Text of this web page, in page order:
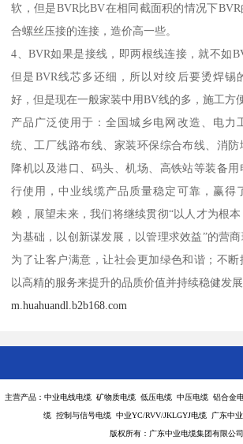
软，但是BVR比BV在相同截面积的情况下
合螺丝压接的连接，造价高一些。
4、BVR如果是接线，即两根线连接，就不如
但是BVR线芯多还细，所以对绞后要烫焊锡
好，但是现在一般家装中用BV线的多，施工方
产品广泛使用于：全国城乡电网改造、电力
统、工厂线路布线、家装环保综合布线、消
降机以及港口、码头、机场、高铁站等装备
行使用，中业线缆产品质量稳定可靠，赢得
赖，展望未来，我们将继续贯彻“以人才为根
为基础，以创新谋发展，以管理求效益”的营
为了让客户满意，让社会更加绿色和谐；不断
以高精的服务来提升的品质价值并持续稳健发展
m.huahuandl.b2b168.com
主营产品：中业电线电缆 矿物质电缆 低压电缆 中压电缆 铝合金
缆 控制与信号电缆 中业YC/RVV/JKLGYJ电缆 广东中
版权所有：广东中业电缆集团有限公司